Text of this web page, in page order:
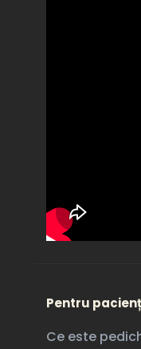
Pentru
Ce este